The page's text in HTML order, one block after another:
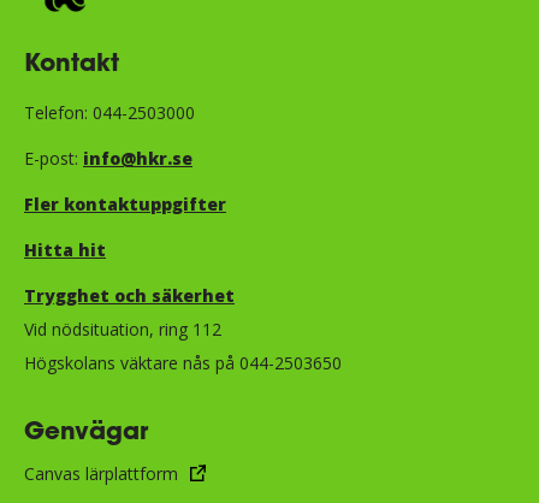
Kontakt
Telefon: 044-2503000
E-post: info@hkr.se
Fler kontaktuppgifter
Hitta hit
Trygghet och säkerhet​​​​​​​​​​​
Vid nödsituation, ring 112
Högskolans väktare nås på 044-2503650
Genvägar
Canvas lärplattform